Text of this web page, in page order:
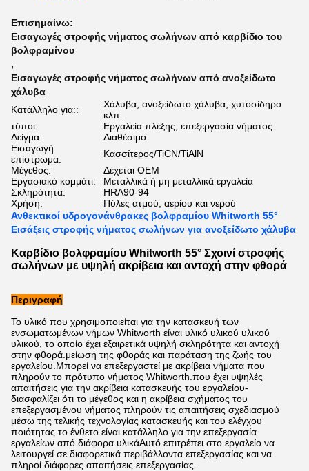
Επισημαίνω:
Εισαγωγές στροφής νήματος σωλήνων από καρβίδιο του
βολφραμίνου
,
Εισαγωγές στροφής νήματος σωλήνων από ανοξείδωτο
χάλυβα
Κατάλληλο για::
Χάλυβα, ανοξείδωτο χάλυβα, χυτοσίδηρο
κλπ.
τύποι:
Εργαλεία πλέξης, επεξεργασία νήματος
Δείγμα:
Διαθέσιμο
Εισαγωγή
επίστρωμα:
Κασσίτερος/TiCN/TiAlN
Μέγεθος:
Δέχεται OEM
Εργασιακό κομμάτι:
Μεταλλικά ή μη μεταλλικά εργαλεία
Σκληρότητα:
HRA90-94
Χρήση:
Πύλες ατμού, αερίου και νερού
Ανθεκτικοί υδρογονάνθρακες βολφραμίου Whitworth 55°
Εισάξεις στροφής νήματος σωλήνων για ανοξείδωτο χάλυβα
Καρβίδιο βολφραμίου Whitworth 55° Σχοινί στροφής
σωλήνων με υψηλή ακρίβεια και αντοχή στην φθορά
Περιγραφή
Το υλικό που χρησιμοποιείται για την κατασκευή των
ενσωματωμένων νήμων Whitworth είναι υλικό υλικού υλικού
υλικού, το οποίο έχει εξαιρετικά υψηλή σκληρότητα και αντοχή
στην φθορά.μείωση της φθοράς και παράταση της ζωής του
εργαλείου. Μπορεί να επεξεργαστεί με ακρίβεια νήματα που
πληρούν το πρότυπο νήματος Whitworth.που έχει υψηλές
απαιτήσεις για την ακρίβεια κατασκευής του εργαλείου-
διασφαλίζει ότι το μέγεθος και η ακρίβεια σχήματος του
επεξεργασμένου νήματος πληρούν τις απαιτήσεις σχεδιασμού
μέσω της τελικής τεχνολογίας κατασκευής και του ελέγχου
ποιότητας.το ένθετο είναι κατάλληλο για την επεξεργασία
εργαλείων από διάφορα υλικάΑυτό επιτρέπει στο εργαλείο να
λειτουργεί σε διαφορετικά περιβάλλοντα επεξεργασίας και να
πληροί διάφορες απαιτήσεις επεξεργασίας.